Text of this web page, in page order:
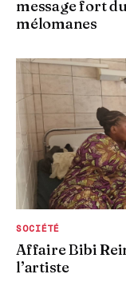
message fort
mélomanes
SOCIÉTÉ
Affaire Bibi
l’artiste